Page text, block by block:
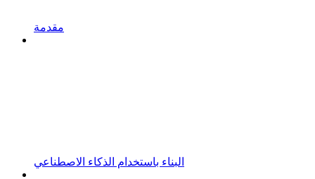
مقدمة
البناء باستخدام الذكاء الاصطناعي